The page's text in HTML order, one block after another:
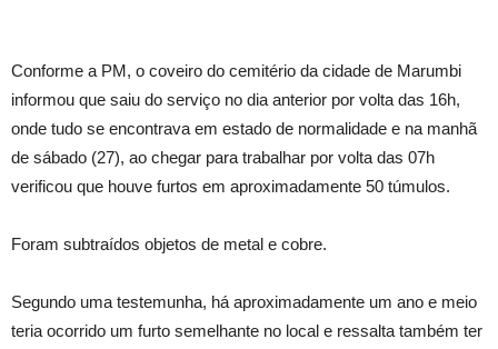
Conforme a PM, o coveiro do cemitério da cidade de Marumbi
informou que saiu do serviço no dia anterior por volta das 16h,
onde tudo se encontrava em estado de normalidade e na manhã
de sábado (27), ao chegar para trabalhar por volta das 07h
verificou que houve furtos em aproximadamente 50 túmulos.
Foram subtraídos objetos de metal e cobre.
Segundo uma testemunha, há aproximadamente um ano e meio
teria ocorrido um furto semelhante no local e ressalta também ter